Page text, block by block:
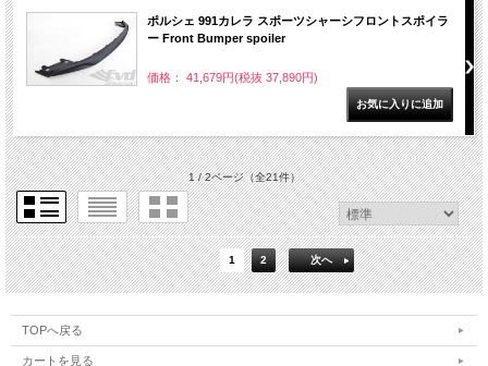
ポルシェ 991カレラ スポーツシャーシフロントスポイラ
ー Front Bumper spoiler
価格： 41,679円(税抜 37,890円)
1 / 2ページ（全21件）
1 2 次へ
TOPへ戻る
カートを見る